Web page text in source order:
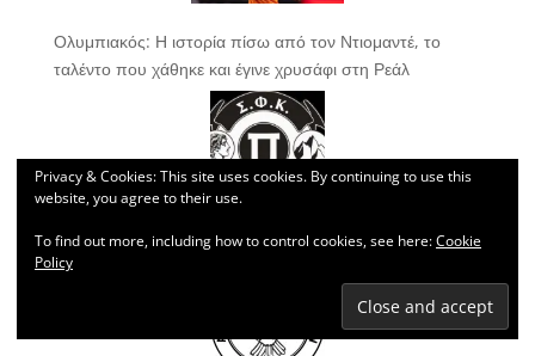
Ολυμπιακός: Η ιστορία πίσω από τον Ντιομαντέ, το
ταλέντο που χάθηκε και έγινε χρυσάφι στη Ρεάλ
Ξανά στον Πιερικό ο Τσαγκαλίδης
Privacy & Cookies: This site uses cookies. By continuing to use this
website, you agree to their use.
To find out more, including how to control cookies, see here:Cookie
Policy